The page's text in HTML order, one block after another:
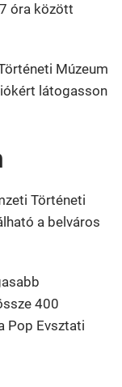
óra között
Múzeum
látogasson
Történeti
a belváros
400
Pop Evsztati